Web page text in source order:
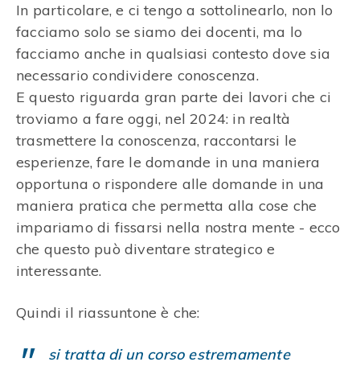
In particolare, e ci tengo a sottolinearlo, non lo
facciamo solo se siamo dei docenti, ma lo
facciamo anche in qualsiasi contesto dove sia
necessario condividere conoscenza.
E questo riguarda gran parte dei lavori che ci
troviamo a fare oggi, nel 2024: in realtà
trasmettere la conoscenza, raccontarsi le
esperienze, fare le domande in una maniera
opportuna o rispondere alle domande in una
maniera pratica che permetta alla cose che
impariamo di fissarsi nella nostra mente - ecco
che questo può diventare strategico e
interessante.
Quindi il riassuntone è che:
si tratta di un corso estremamente